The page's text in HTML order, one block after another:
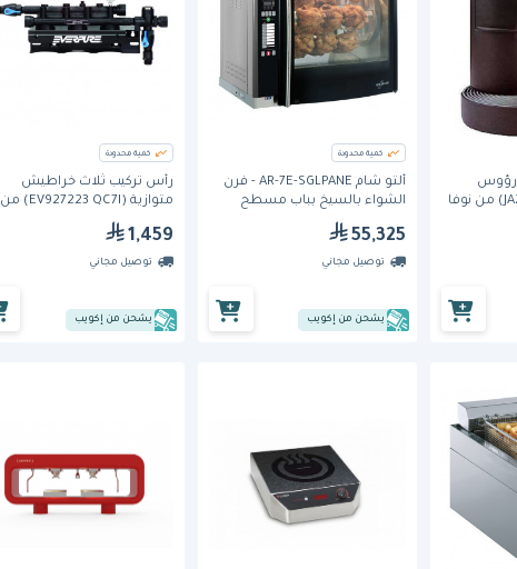
آلة الاسبريسو بعدد 1رؤوس
مجموعة ( JAZZ -BASIC) من نوفا
كمية محدودة
ألتو شام AR-7E-SGLPANE - فرن
الشواء بالسيخ بباب مسطح
مزود بلوح زجاج فردي
55,325
توصيل مجاني
يشحن من إكويب
كمية محدودة
رأس تركيب ثلاث خراطيش
متوازية (EV927223 QC7I) من
1,459
توصيل مجاني
يشحن من إكويب